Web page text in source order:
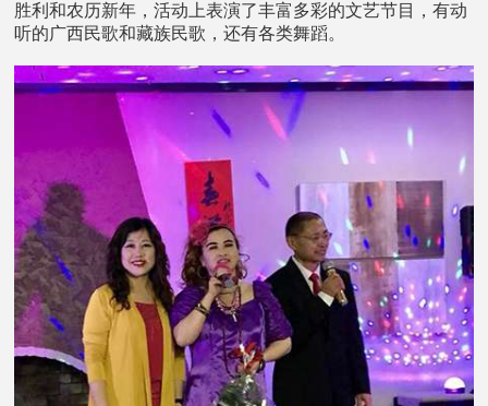
胜利和农历新年，活动上表演了丰富多彩的文艺节目，有动
听的广西民歌和藏族民歌，还有各类舞蹈。